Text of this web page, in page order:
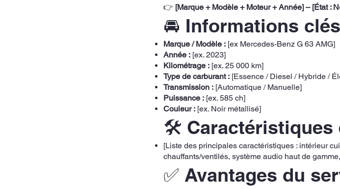
👉 [Marque + Modèle + Moteur + Année] – [État :
🚘 Informations clés
Marque / Modèle : [ex Mercedes-Benz G 63 AMG]
Année : [ex. 2023]
Kilométrage : [ex. 25 000 km]
Type de carburant : [Essence / Diesel / Hybride /
Transmission : [Automatique / Manuelle]
Puissance : [ex. 585 ch]
Couleur : [ex. Noir métallisé]
🛠️ Caractéristiques
[Liste des principales caractéristiques : intérieur
chauffants/ventilés, système audio haut de
✅ Avantages du